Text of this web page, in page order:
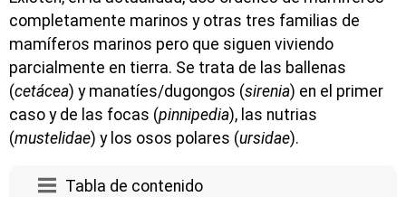
completamente marinos y otras tres familias de
mamíferos marinos pero que siguen viviendo
parcialmente en tierra. Se trata de las ballenas
(cetácea) y manatíes/dugongos (sirenia) en el primer
caso y de las focas (pinnipedia), las nutrias
(mustelidae) y los osos polares (ursidae).
Tabla de contenido